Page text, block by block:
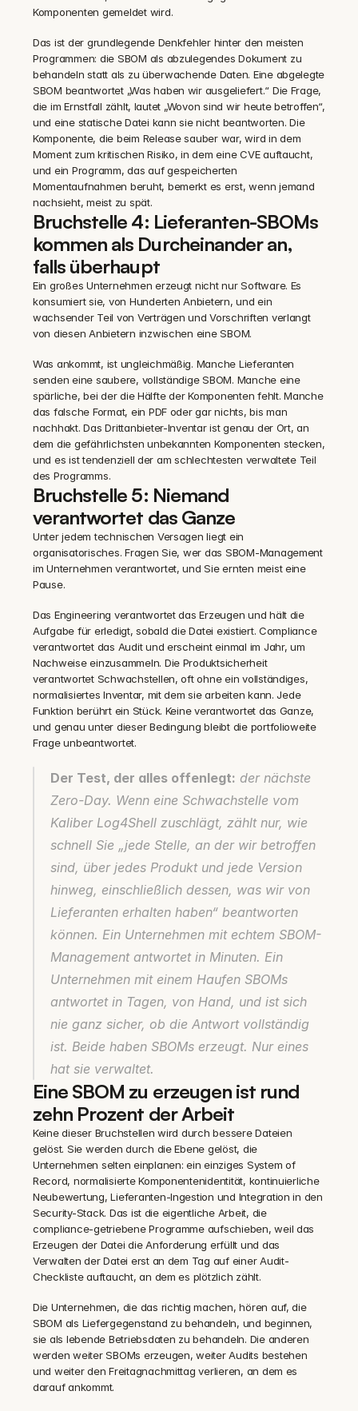
Komponenten gemeldet wird.
Das ist der grundlegende Denkfehler hinter den meisten
Programmen: die SBOM als abzulegendes Dokument zu
behandeln statt als zu überwachende Daten. Eine abgelegte
SBOM beantwortet „Was haben wir ausgeliefert.“ Die Frage,
die im Ernstfall zählt, lautet „Wovon sind wir heute betroffen“,
und eine statische Datei kann sie nicht beantworten. Die
Komponente, die beim Release sauber war, wird in dem
Moment zum kritischen Risiko, in dem eine CVE auftaucht,
und ein Programm, das auf gespeicherten
Momentaufnahmen beruht, bemerkt es erst, wenn jemand
nachsieht, meist zu spät.
Bruchstelle 4: Lieferanten-SBOMs
kommen als Durcheinander an,
falls überhaupt
Ein großes Unternehmen erzeugt nicht nur Software. Es
konsumiert sie, von Hunderten Anbietern, und ein
wachsender Teil von Verträgen und Vorschriften verlangt
von diesen Anbietern inzwischen eine SBOM.
Was ankommt, ist ungleichmäßig. Manche Lieferanten
senden eine saubere, vollständige SBOM. Manche eine
spärliche, bei der die Hälfte der Komponenten fehlt. Manche
das falsche Format, ein PDF oder gar nichts, bis man
nachhakt. Das Drittanbieter-Inventar ist genau der Ort, an
dem die gefährlichsten unbekannten Komponenten stecken,
und es ist tendenziell der am schlechtesten verwaltete Teil
des Programms.
Bruchstelle 5: Niemand
verantwortet das Ganze
Unter jedem technischen Versagen liegt ein
organisatorisches. Fragen Sie, wer das SBOM-Management
im Unternehmen verantwortet, und Sie ernten meist eine
Pause.
Das Engineering verantwortet das Erzeugen und hält die
Aufgabe für erledigt, sobald die Datei existiert. Compliance
verantwortet das Audit und erscheint einmal im Jahr, um
Nachweise einzusammeln. Die Produktsicherheit
verantwortet Schwachstellen, oft ohne ein vollständiges,
normalisiertes Inventar, mit dem sie arbeiten kann. Jede
Funktion berührt ein Stück. Keine verantwortet das Ganze,
und genau unter dieser Bedingung bleibt die portfolioweite
Frage unbeantwortet.
Der Test, der alles offenlegt: der nächste
Zero-Day. Wenn eine Schwachstelle vom
Kaliber Log4Shell zuschlägt, zählt nur, wie
schnell Sie „jede Stelle, an der wir betroffen
sind, über jedes Produkt und jede Version
hinweg, einschließlich dessen, was wir von
Lieferanten erhalten haben“ beantworten
können. Ein Unternehmen mit echtem SBOM-
Management antwortet in Minuten. Ein
Unternehmen mit einem Haufen SBOMs
antwortet in Tagen, von Hand, und ist sich
nie ganz sicher, ob die Antwort vollständig
ist. Beide haben SBOMs erzeugt. Nur eines
hat sie verwaltet.
Eine SBOM zu erzeugen ist rund
zehn Prozent der Arbeit
Keine dieser Bruchstellen wird durch bessere Dateien
gelöst. Sie werden durch die Ebene gelöst, die
Unternehmen selten einplanen: ein einziges System of
Record, normalisierte Komponentenidentität, kontinuierliche
Neubewertung, Lieferanten-Ingestion und Integration in den
Security-Stack. Das ist die eigentliche Arbeit, die
compliance-getriebene Programme aufschieben, weil das
Erzeugen der Datei die Anforderung erfüllt und das
Verwalten der Datei erst an dem Tag auf einer Audit-
Checkliste auftaucht, an dem es plötzlich zählt.
Die Unternehmen, die das richtig machen, hören auf, die
SBOM als Liefergegenstand zu behandeln, und beginnen,
sie als lebende Betriebsdaten zu behandeln. Die anderen
werden weiter SBOMs erzeugen, weiter Audits bestehen
und weiter den Freitagnachmittag verlieren, an dem es
darauf ankommt.